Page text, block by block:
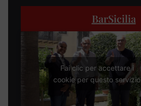
BarSicilia
Fai clic per accettare i
cookie per questo servizio